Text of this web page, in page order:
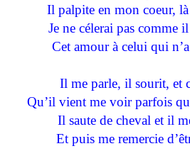
Il palpite en mon coeur,
Je ne célerai pas comme
Cet amour à celui qui
Il me parle, il sourit, et
Qu’il vient me voir parfois
Il saute de cheval et il
Et puis me remercie